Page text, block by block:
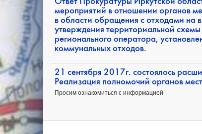
Ответ Прокуратуры Иркутской
мероприятий в отношении органов
в области обращения с отходами на
утверждения территориальной
регионального оператора,
коммунальных отходов.
21 сентября 2017г. состоялось
Реализация полномочий органов
Просим ознакомиться с информацией